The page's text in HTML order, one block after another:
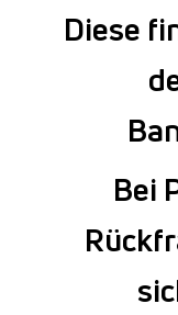
Diese
Bei